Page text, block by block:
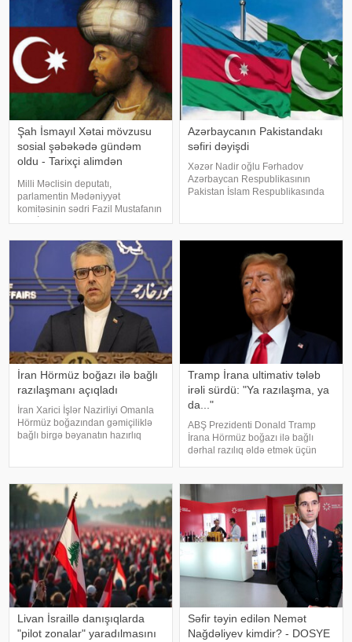
Şah İsmayıl Xətai mövzusu
sosial şəbəkədə gündəm
oldu - Tarixçi alimdən
Milli Məclisin deputatı,
parlamentin Mədəniyyət
komitəsinin sədri Fazil Mustafanın
Şah İsmayıl Xətai ilə bağlı
ictimai müzakirələrə səbəb olub. .
Deputat Şah İsmayılın adını
daşıyan ordeni
Azərbaycanın Pakistandakı
səfiri dəyişdi
Xəzər Nadir oğlu Fərhadov
Azərbaycan Respublikasının
Pakistan İslam Respublikasında
bununla bağlı Sərəncam
imzalayıb. Prezidenti
İran Hörmüz boğazı ilə bağlı
razılaşmanı açıqladı
İran Xarici İşlər Nazirliyi Omanla
Hörmüz boğazından gəmiçiliklə
bağlı birgə bəyanatın hazırlıq
İsmail Baqai iki ölkə arasınd
Tramp İrana ultimativ tələb
irəli sürdü: "Ya razılaşma, ya
da..."
ABŞ Prezidenti Donald Tramp
İrana Hörmüz boğazı ilə bağlı
dərhal razılıq əldə etmək üçün
məlumatına görə, Vaşinqton
Tehran qarşısında açıq şərt
qoyub: y
Livan İsraillə danışıqlarda
"pilot zonalar" yaradılmasını
Səfir təyin edilən Nemət
Nağdəliyev kimdir? - DOSYE